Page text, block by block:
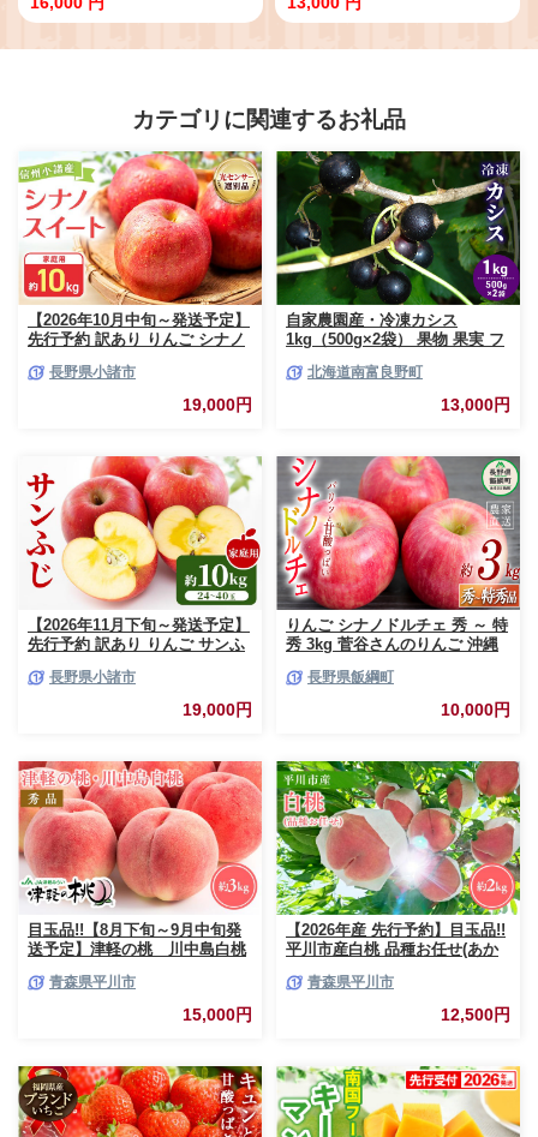
垣 J-018
るピーナツ餡】【お土産でも大人
カテゴリに関連するお礼品
【2026年10月中旬～発送予定】
先行予約 訳あり りんご シナノ
庭用 フルーツ 果物 甘い 訳あり
長野県小諸市
19,000円
自家農園産・冷凍カシス
1kg（500g×2袋） 果物 果実 フ
北海道南富良野町
13,000円
【2026年11月下旬～発送予定】
先行予約 訳あり りんご サンふ
フルーツ 果物 甘い おいしい 林
長野県小諸市
19,000円
りんご シナノドルチェ 秀 ～ 特
秀 3kg 菅谷さんのりんご 沖縄
頃から2026年10月上旬頃まで順
次発送予定 令和8年度出荷分 長
長野県飯綱町
10,000円
目玉品!!【8月下旬～9月中旬発
送予定】津軽の桃 川中島白桃
青森県平川市
15,000円
【2026年産 先行予約】目玉品!!
平川市産白桃 品種お任せ(あか
8玉)【今井農園】[hi-0064-003]
青森県平川市
12,500円